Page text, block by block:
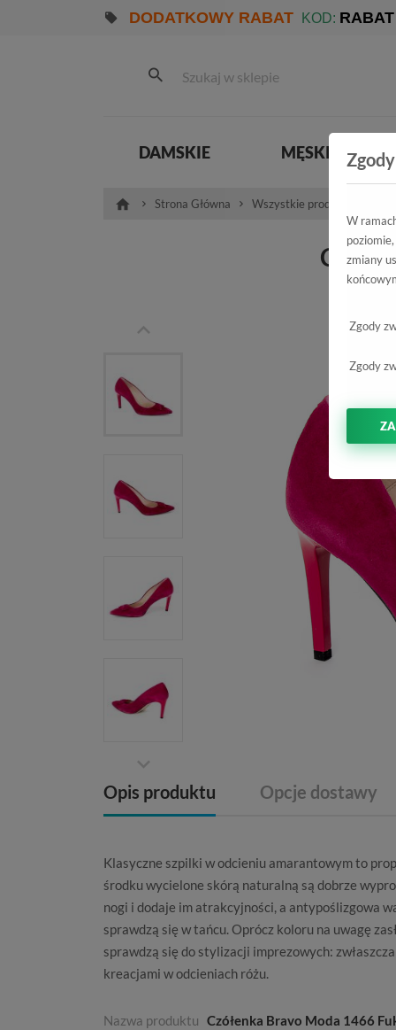
DODATKOWY RABAT KOD: RABAT
DAMSKIE MĘSKIE
Strona Główna Wszystkie produkty
Opis produktu Opcje dostawy
Klasyczne szpilki w odcieniu amarantowym to
środku wycielone skórą naturalną są dobrze
nogi i dodaje im atrakcyjności, a antypoślizgowa
sprawdzą się w tańcu. Oprócz koloru na uwagę
sprawdzą się do stylizacji imprezowych:
kreacjami w odcieniach różu.
Nazwa produktu Czółenka Bravo Moda 1466
Zgody
W
zmiany
Zgody
Zgody